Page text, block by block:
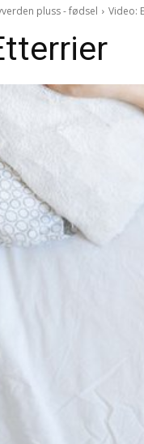
pluss - fødsel Video: